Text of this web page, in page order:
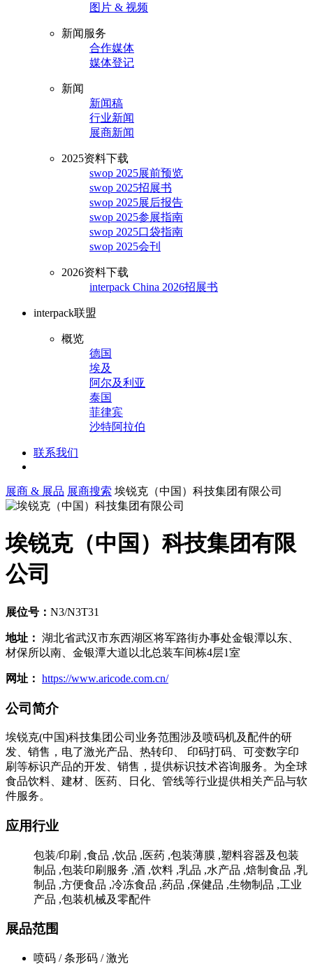
图片 & 视频
新闻服务
合作媒体
媒体登记
新闻
新闻稿
行业新闻
展商新闻
2025资料下载
swop 2025展前预览
swop 2025招展书
swop 2025展后报告
swop 2025参展指南
swop 2025口袋指南
swop 2025会刊
2026资料下载
interpack China 2026招展书
interpack联盟
概览
德国
埃及
阿尔及利亚
泰国
菲律宾
沙特阿拉伯
联系我们
展商 & 展品 展商搜索 埃锐克（中国）科技集团有限公司
埃锐克（中国）科技集团有限
公司
展位号： N3/N3T31
地址： 湖北省武汉市东西湖区将军路街办事处金银潭以东、
材保所以南、金银潭大道以北总装车间栋4层1室
网址： https://www.aricode.com.cn/
公司简介
埃锐克(中国)科技集团公司业务范围涉及喷码机及配件的研
发、销售，电了激光产品、热转印、 印码打码、可变数字印
刷等标识产品的开发、销售，提供标识技术咨询服务。为全球
食品饮料、建材、医药、日化、管线等行业提供相关产品与软
件服务。
应用行业
包装/印刷 ,食品 ,饮品 ,医药 ,包装薄膜 ,塑料容器及包装
制品 ,包装印刷服务 ,酒 ,饮料 ,乳品 ,水产品 ,焙制食品 ,乳
制品 ,方便食品 ,冷冻食品 ,药品 ,保健品 ,生物制品 ,工业
产品 ,包装机械及零配件
展品范围
喷码 / 条形码 / 激光